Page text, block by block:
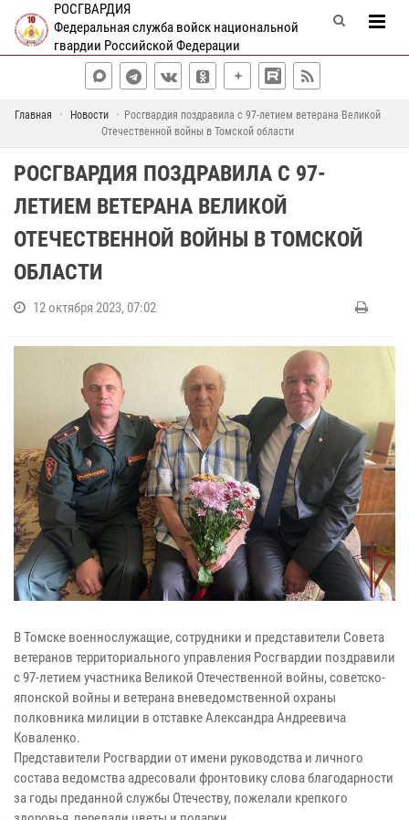
РОСГВАРДИЯ
Федеральная служба войск национальной
гвардии Российской Федерации
Главная Новости
Росгвардия поздравила с 97-летием ветерана Великой
Отечественной войны в Томской области
РОСГВАРДИЯ ПОЗДРАВИЛА С 97-
ЛЕТИЕМ ВЕТЕРАНА ВЕЛИКОЙ
ОТЕЧЕСТВЕННОЙ ВОЙНЫ В ТОМСКОЙ
ОБЛАСТИ
12 октября 2023, 07:02
В Томске военнослужащие, сотрудники и представители Совета
ветеранов территориального управления Росгвардии поздравили
с 97-летием участника Великой Отечественной войны, советско-
японской войны и ветерана вневедомственной охраны
полковника милиции в отставке Александра Андреевича
Коваленко.
Представители Росгвардии от имени руководства и личного
состава ведомства адресовали фронтовику слова благодарности
за годы преданной службы Отечеству, пожелали крепкого